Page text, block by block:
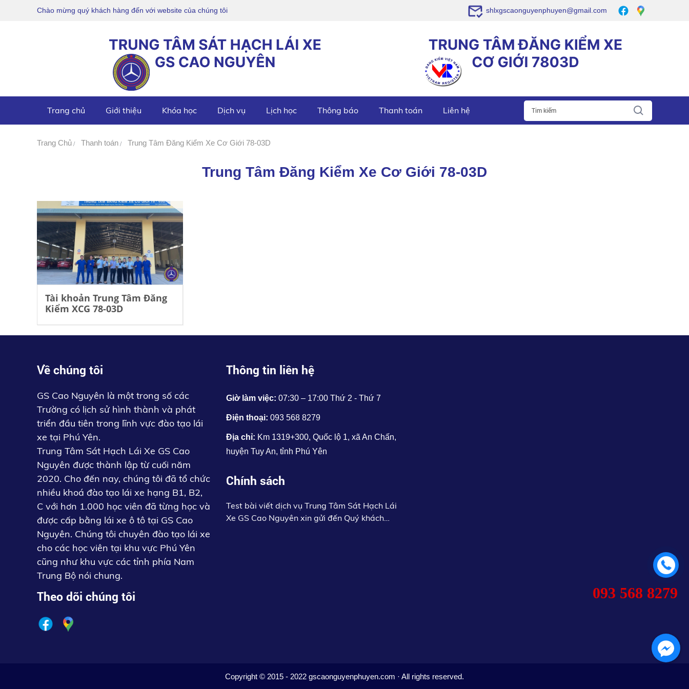
Chào mừng quý khách hàng đến với website của chúng tôi shlxgscaonguyenphuyen@gmail.com
Trang chủ Giới thiệu Khóa học Dịch vụ Lịch học Thông báo Thanh toán Liên hệ
Trang Chủ Thanh toán Trung Tâm Đăng Kiểm Xe Cơ Giới 78-03D
Trung Tâm Đăng Kiểm Xe Cơ Giới 78-03D
Tài khoản Trung Tâm Đăng
Kiểm XCG 78-03D
Về chúng tôi
GS Cao Nguyên là một trong số các
Trường có lịch sử hình thành và phát
triển đầu tiên trong lĩnh vực đào tạo lái
xe tại Phú Yên.
Trung Tâm Sát Hạch Lái Xe GS Cao
Nguyên được thành lập từ cuối năm
2020. Cho đến nay, chúng tôi đã tổ chức
nhiều khoá đào tạo lái xe hạng B1, B2,
C với hơn 1.000 học viên đã từng học và
được cấp bằng lái xe ô tô tại GS Cao
Nguyên. Chúng tôi chuyên đào tạo lái xe
cho các học viên tại khu vực Phú Yên
cũng như khu vực các tỉnh phía Nam
Trung Bộ nói chung.
Theo dõi chúng tôi
Thông tin liên hệ
Giờ làm việc: 07:30 – 17:00 Thứ 2 - Thứ 7
Điện thoại: 093 568 8279
Địa chỉ: Km 1319+300, Quốc lộ 1, xã An Chấn,
huyện Tuy An, tỉnh Phú Yên
Chính sách
Test bài viết dịch vụ Trung Tâm Sát Hạch Lái
Xe GS Cao Nguyên xin gửi đến Quý khách
Copyright © 2015 - 2022 gscaonguyenphuyen.com · All rights reserved.
093 568 8279